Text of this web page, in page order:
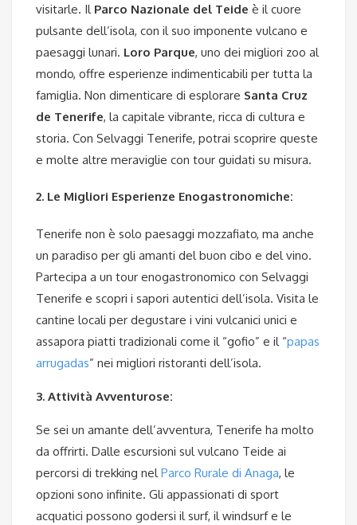
visitarle. Il Parco Nazionale del Teide è il cuore
pulsante dell’isola, con il suo imponente vulcano e
paesaggi lunari. Loro Parque, uno dei migliori zoo al
mondo, offre esperienze indimenticabili per tutta la
famiglia. Non dimenticare di esplorare Santa Cruz
de Tenerife, la capitale vibrante, ricca di cultura e
storia. Con Selvaggi Tenerife, potrai scoprire queste
e molte altre meraviglie con tour guidati su misura.
2. Le Migliori Esperienze Enogastronomiche:
Tenerife non è solo paesaggi mozzafiato, ma anche
un paradiso per gli amanti del buon cibo e del vino.
Partecipa a un tour enogastronomico con Selvaggi
Tenerife e scopri i sapori autentici dell’isola. Visita le
cantine locali per degustare i vini vulcanici unici e
assapora piatti tradizionali come il “gofio” e il “papas
arrugadas” nei migliori ristoranti dell’isola.
3. Attività Avventurose:
Se sei un amante dell’avventura, Tenerife ha molto
da offrirti. Dalle escursioni sul vulcano Teide ai
percorsi di trekking nelParco Rurale di Anaga, le
opzioni sono infinite. Gli appassionati di sport
acquatici possono godersi il surf, il windsurf e le